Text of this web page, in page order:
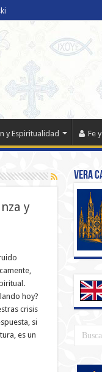
y Espiritualidad Fe
y
hoy?
crisis
si
es un
Vera